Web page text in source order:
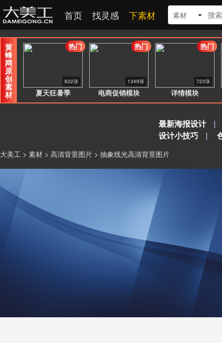
首页 找灵感 下素材 素材
黄
蜂
网
原
创
素
材 夏天狂暑季
822张
热门
电商促销模块
1349张
热门
详情模块
723张
热门
最新海报设计
|
设计小技巧
|
大美工 > 素材 > 高清背景图片 > 抽象线光高清背景图片